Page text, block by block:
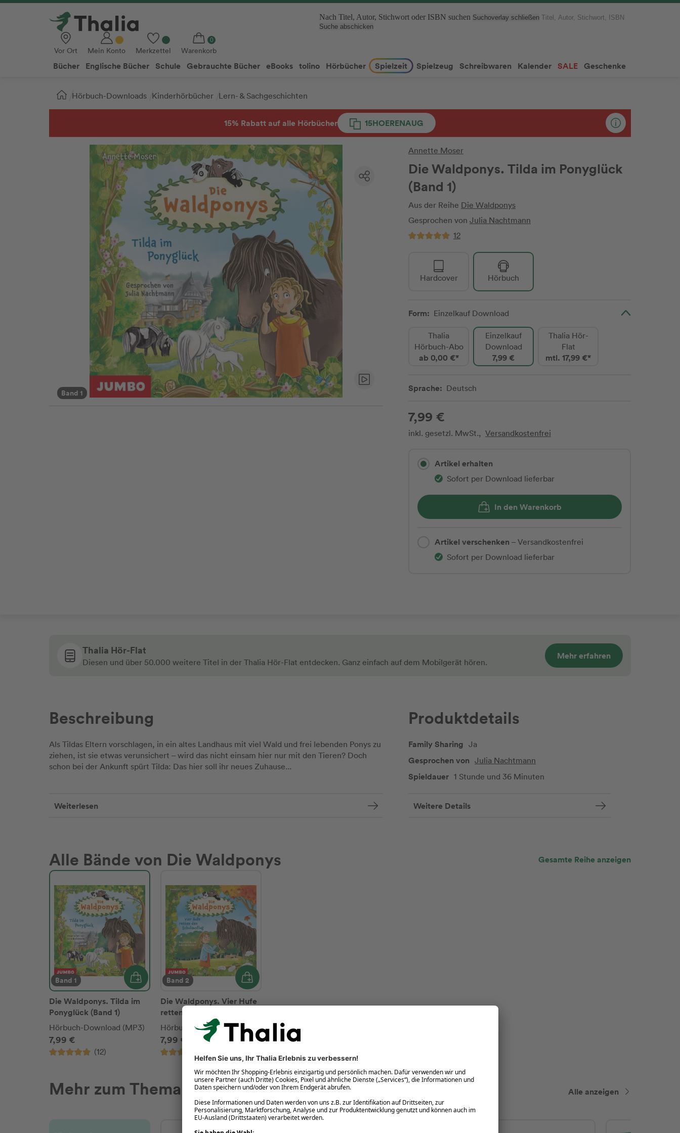
Nach Titel, Autor, Stichwort oder ISBN suchen Suchoverlay schließen
Suche abschicken
Vor Ort Mein Konto Merkzettel Warenkorb
Bücher Englische Bücher Schule Gebrauchte Bücher eBooks tolino Hörbücher Spielzeit Spielzeug Schreibwaren Kalender SALE Geschenke
Sie
sind
hier:
Hörbuch-Downloads Kinderhörbücher Lern- & Sachgeschichten
15% Rabatt auf alle Hörbücher 15HOERENAUG
Band 1
Annette Moser
Die Waldponys. Tilda im Ponyglück
(Band 1)
Aus der Reihe Die Waldponys
Gesprochen von Julia Nachtmann
12
Hardcover Hörbuch
Form: Einzelkauf Download
Thalia
Hörbuch-Abo
ab 0,00 €*
Einzelkauf
Download
7,99 €
Thalia Hör-
Flat
mtl. 17,99 €*
Sprache: Deutsch
7,99 €
inkl. gesetzl. MwSt., Versandkostenfrei
Artikel erhalten
Sofort per Download lieferbar
In den Warenkorb
Artikel verschenken – Versandkostenfrei
Sofort per Download lieferbar
Thalia Hör-Flat
Diesen und über 50.000 weitere Titel in der Thalia Hör-Flat entdecken. Ganz einfach auf dem Mobilgerät hören.
Mehr erfahren
Beschreibung
Als Tildas Eltern vorschlagen, in ein altes Landhaus mit viel Wald und frei lebenden Ponys zu
ziehen, ist sie etwas verunsichert – wird das nicht einsam hier nur mit den Tieren? Doch
schon bei der Ankunft spürt Tilda: Das hier soll ihr neues Zuhause...
Weiterlesen
Produktdetails
Family Sharing Ja
Gesprochen von Julia Nachtmann
Spieldauer 1 Stunde und 36 Minuten
Weitere Details
Alle Bände von Die Waldponys Gesamte Reihe anzeigen
Band 1
Die Waldponys. Tilda im
Ponyglück (Band 1)
Hörbuch-Download (MP3)
7,99 €
(12)
Band 2
Die Waldponys. Vier Hufe
retten den Schulausflug
(Band 2)
Hörbuch-Download (MP3)
7,99 €
Mehr zum Thema Alle anzeigen